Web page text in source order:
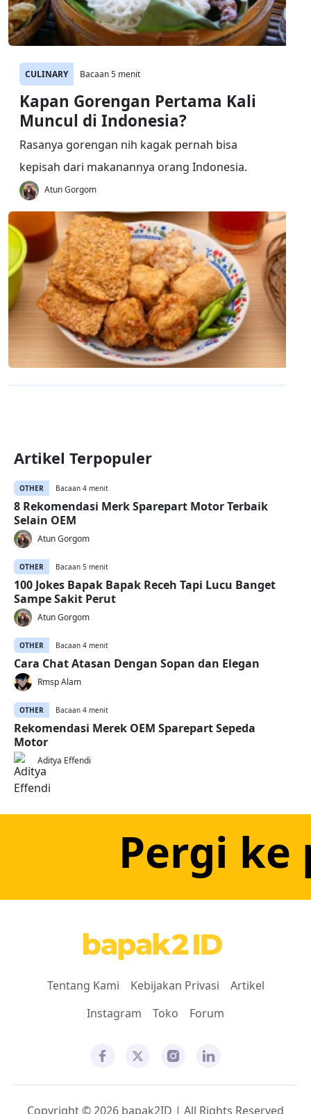
CULINARY Bacaan 5 menit
Kapan Gorengan Pertama Kali
Muncul di Indonesia?
Rasanya gorengan nih kagak pernah bisa
kepisah dari makanannya orang Indonesia.
Atun Gorgom
Artikel Terpopuler
OTHER Bacaan 4 menit
8 Rekomendasi Merk Sparepart Motor Terbaik
Selain OEM
Atun Gorgom
OTHER Bacaan 5 menit
100 Jokes Bapak Bapak Receh Tapi Lucu Banget
Sampe Sakit Perut
Atun Gorgom
OTHER Bacaan 4 menit
Cara Chat Atasan Dengan Sopan dan Elegan
Rmsp Alam
OTHER Bacaan 4 menit
Rekomendasi Merek OEM Sparepart Sepeda
Motor
Aditya Effendi
Pergi ke
Tentang Kami Kebijakan Privasi
Artikel
Instagram
Toko Forum
Copyright © 2026 bapak2ID | All Rights Reserved